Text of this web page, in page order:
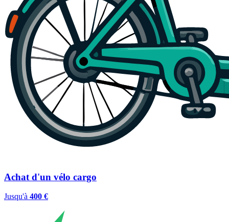
Achat d'un vélo cargo
Jusqu'à 400 €